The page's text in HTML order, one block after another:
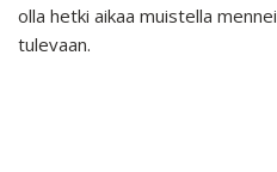
olla hetki aikaa muistella
tulevaan.